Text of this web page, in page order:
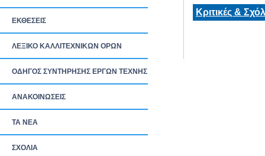
ΕΚΘΕΣΕΙΣ
ΛΕΞΙΚΟ ΚΑΛΛΙΤΕΧΝΙΚΩΝ ΟΡΩΝ
ΟΔΗΓΟΣ ΣΥΝΤΗΡΗΣΗΣ ΕΡΓΩΝ ΤΕΧΝΗΣ
ΑΝΑΚΟΙΝΩΣΕΙΣ
ΤΑ ΝEΑ
ΣΧΟΛΙΑ
Κριτικές &